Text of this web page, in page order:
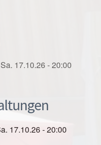
17.10.26 - 20:00
17.10.26 - 20:00